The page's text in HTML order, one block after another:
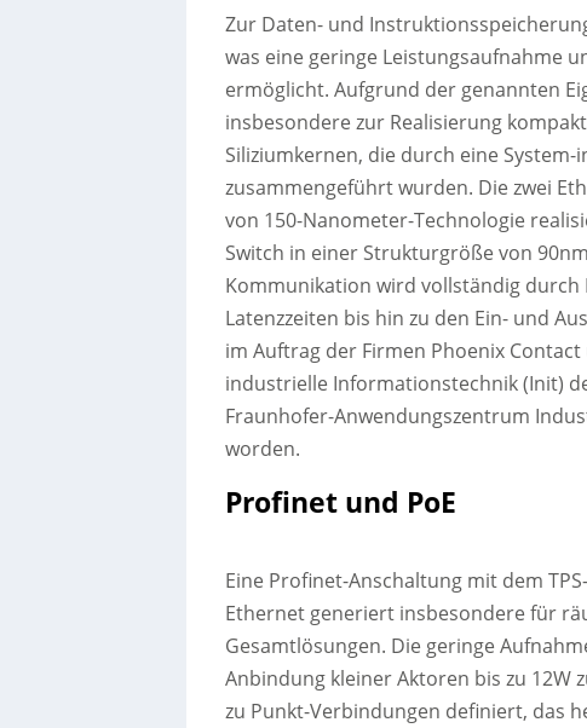
Zur Daten- und
was eine geringe Leistungsaufnahme
ermöglicht. Aufgrund der genannten
insbesondere zur Realisierung
Siliziumkernen, die durch eine System-
zusammengeführt wurden. Die zwei
von 150-Nanometer-Technologie
Switch in einer Strukturgröße von
Kommunikation wird vollständig
Latenzzeiten bis hin zu den Ein- und
im Auftrag der Firmen Phoenix
industrielle Informationstechnik (Init)
Fraunhofer-Anwendungszentrum
worden.
Profinet und PoE
Eine Profinet-Anschaltung mit dem
Ethernet generiert insbesondere für
Gesamtlösungen. Die geringe
Anbindung kleiner Aktoren bis zu 12W
zu Punkt-Verbindungen definiert, das